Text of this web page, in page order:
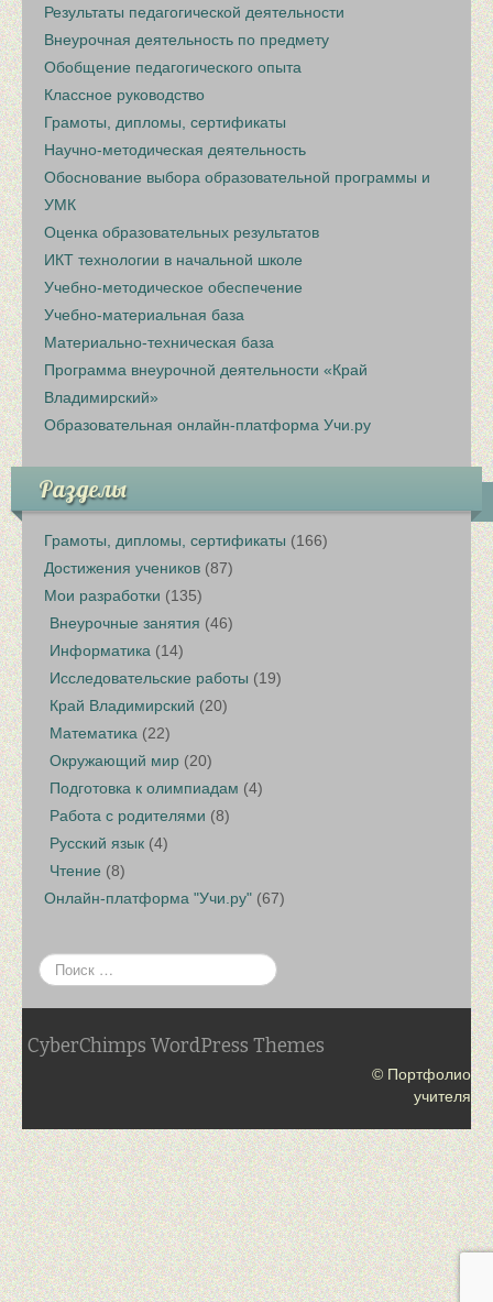
Результаты педагогической деятельности
Внеурочная деятельность по предмету
Обобщение педагогического опыта
Классное руководство
Грамоты, дипломы, сертификаты
Научно-методическая деятельность
Обоснование выбора образовательной программы и
УМК
Оценка образовательных результатов
ИКТ технологии в начальной школе
Учебно-методическое обеспечение
Учебно-материальная база
Материально-техническая база
Программа внеурочной деятельности «Край
Владимирский»
Образовательная онлайн-платформа Учи.ру
Разделы
Грамоты, дипломы, сертификаты (166)
Достижения учеников (87)
Мои разработки (135)
Внеурочные занятия (46)
Информатика (14)
Исследовательские работы (19)
Край Владимирский (20)
Математика (22)
Окружающий мир (20)
Подготовка к олимпиадам (4)
Работа с родителями (8)
Русский язык (4)
Чтение (8)
Онлайн-платформа "Учи.ру" (67)
CyberChimps WordPress Themes
© Портфолио
учителя